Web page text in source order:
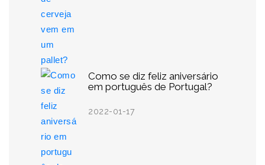
Como se diz feliz aniversário
em português de Portugal?
2022-01-17